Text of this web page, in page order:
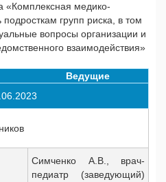
«Комплексная медико-
групп риска, в том
вопросы организации и
взаимодействия»
Ведущие
Симченко А.В., врач-
педиатр (заведующий)